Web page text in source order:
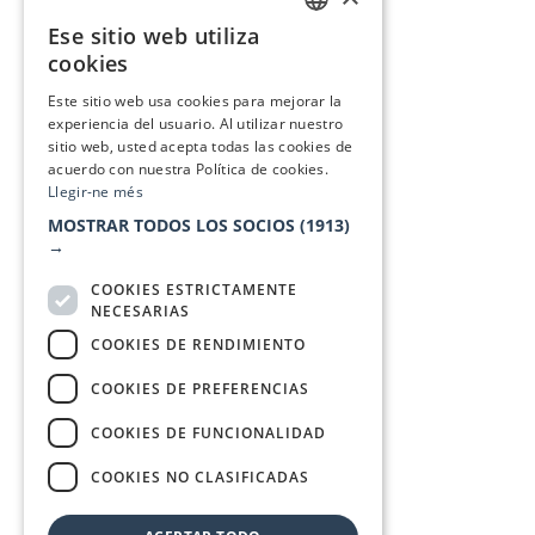
Ese sitio web utiliza
cookies
Este sitio web usa cookies para mejorar la
experiencia del usuario. Al utilizar nuestro
sitio web, usted acepta todas las cookies de
acuerdo con nuestra Política de cookies.
Llegir-ne més
MOSTRAR TODOS LOS SOCIOS (1913)
→
COOKIES ESTRICTAMENTE
NECESARIAS
COOKIES DE RENDIMIENTO
COOKIES DE PREFERENCIAS
COOKIES DE FUNCIONALIDAD
COOKIES NO CLASIFICADAS